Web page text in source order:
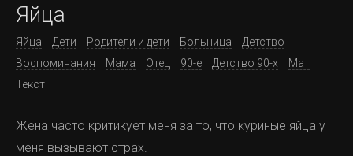
Яйца
Яйца Дети Родители и дети Больница
Детство
Воспоминания
Мама Отец 90-е Детство 90-х
Мат
Текст
Жена часто критикует меня за то, что куриные яйца у
меня вызывают страх.